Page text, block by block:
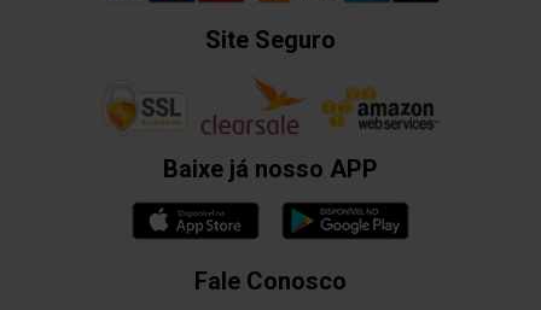
Site Seguro
Baixe já nosso APP
Fale Conosco